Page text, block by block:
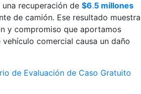
recuperación de $6.5 millones
de camión. Ese resultado muestra
y compromiso que aportamos
comercial causa un daño
de Evaluación de Caso Gratuito